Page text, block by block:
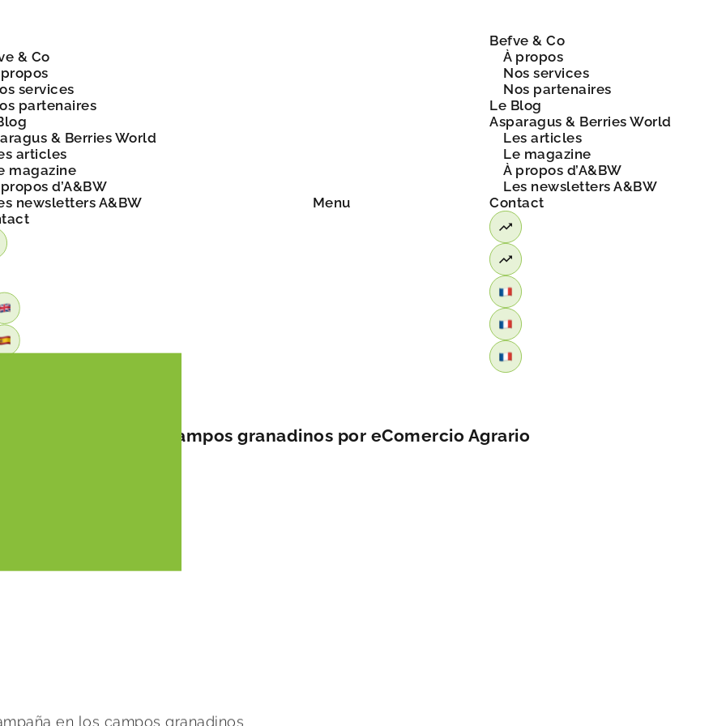
& Co
services
partenaires
& Berries World
articles
magazine
d’A&BW
newsletters A&BW
Menu
Befve & Co
À propos
Nos services
Nos partenaires
Le Blog
Asparagus & Berries World
Les articles
Le magazine
À propos d’A&BW
Les newsletters A&BW
Contact
campaña en los campos granadinos por eComercio Agrario
en los campos granadinos